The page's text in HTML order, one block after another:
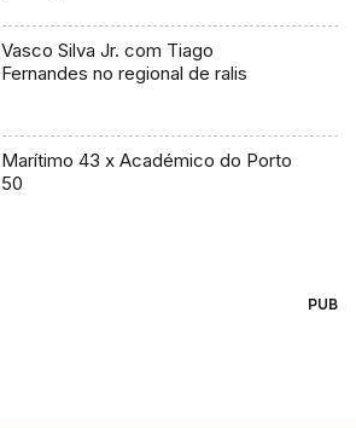
Vasco Silva Jr. com Tiago
Fernandes no regional de ralis
Marítimo 43 x Académico do Porto
50
PUB